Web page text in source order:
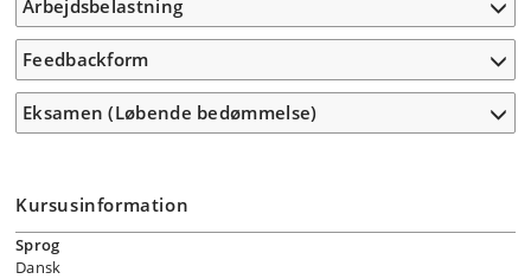
Arbejdsbelastning
Feedbackform
Eksamen (Løbende bedømmelse)
Kursusinformation
Sprog
Dansk